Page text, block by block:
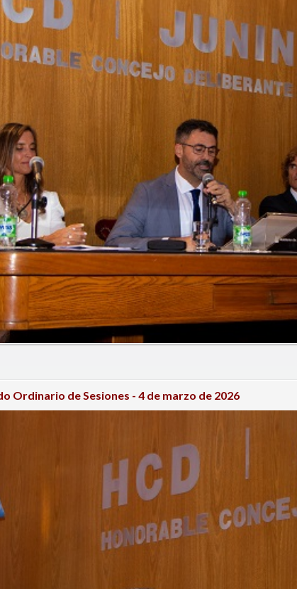
Ordinario de Sesiones - 4 de marzo de 2026